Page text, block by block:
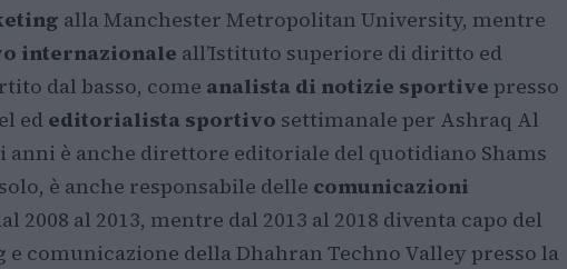
alla Manchester Metropolitan University, mentre
internazionale all’Istituto superiore di diritto ed
dal basso, come analista di notizie sportive presso
ed editorialista sportivo settimanale per Ashraq Al
anni è anche direttore editoriale del quotidiano Shams
è anche responsabile delle comunicazioni
2008 al 2013, mentre dal 2013 al 2018 diventa capo del
comunicazione della Dhahran Techno Valley presso la